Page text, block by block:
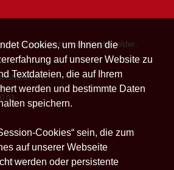
Cookies, um Ihnen die
auf unserer Website zu
Textdateien, die auf Ihrem
werden und bestimmte Daten
speichern.
Cookies“ sein, die zum
auf unserer Webseite
werden oder persistente
uns über Spenden und Fördergelder.
e.V.
03